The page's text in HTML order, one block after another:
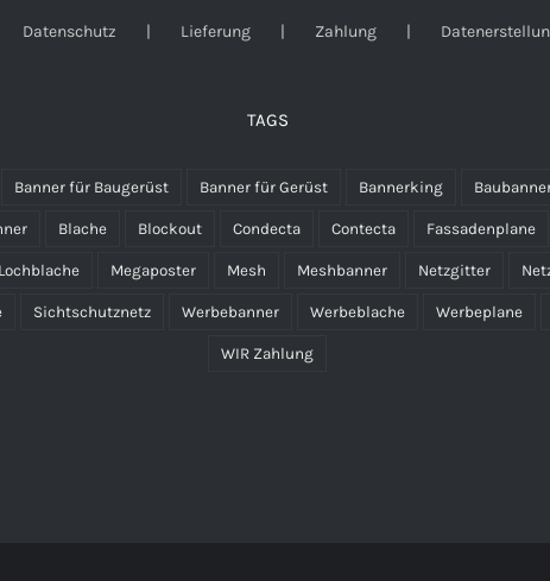
Datenschutz Lieferung Zahlung
TAGS
Banner für Baugerüst Banner für Gerüst Bannerking
Blache Blockout Condecta Contecta Fassadenplane
Lochblache Megaposter Mesh Meshbanner Netzgitter
Sichtschutznetz Werbebanner Werbeblache Werbeplane
WIR Zahlung